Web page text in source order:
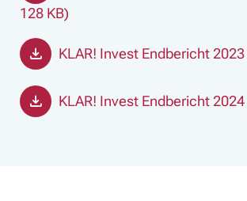
128 KB)
KLAR! Invest Endbericht 2023
KLAR! Invest Endbericht 2024